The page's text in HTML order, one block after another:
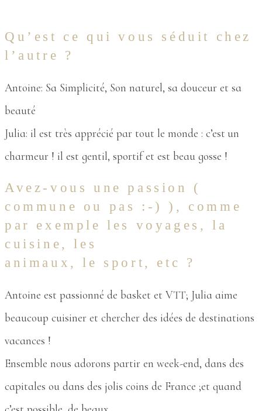
Qu’est ce qui vous séduit chez
l’autre ?
Antoine: Sa Simplicité, Son naturel, sa douceur et sa
beauté
Julia: il est très apprécié par tout le monde : c’est un
charmeur ! il est gentil, sportif et est beau gosse !
Avez-vous une passion (
commune ou pas :-) ), comme
par exemple les voyages, la
cuisine, les
animaux, le sport, etc ?
Antoine est passionné de basket et VTT; Julia aime
beaucoup cuisiner et chercher des idées de destinations
vacances !
Ensemble nous adorons partir en week-end, dans des
capitales ou dans des jolis coins de France ;et quand